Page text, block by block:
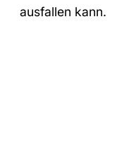
ausfallen kann.